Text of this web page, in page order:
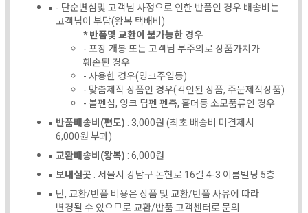
- 단순변심및 고객님 사정으로 인한 반품인 경우 배송비는
고객님이 부담(왕복 택배비)
* 반품및 교환이 불가능한 경우
- 포장 개봉 또는 고객님 부주의로 상품가치가
훼손된 경우
- 사용한 경우(잉크주입등)
- 맞춤제작 상품인 경우(각인된 상품, 주문제작상품)
- 볼펜심, 잉크 딥펜 펜촉, 홀더등 소모품류인 경우
반품배송비(편도) : 3,000원 (최초 배송비 미결제시
6,000원 부과)
교환배송비(왕복) : 6,000원
보내실곳: 서울시 강남구 논현로 16길 4-3 이룸빌딩 5층
단, 교환/반품 비용은 상품 및 교환/반품 사유에 따라
변경될 수 있으므로 교환/반품 고객센터로 문의